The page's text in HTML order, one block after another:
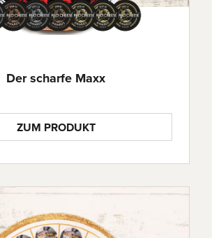
Der scharfe Maxx
ZUM PRODUKT